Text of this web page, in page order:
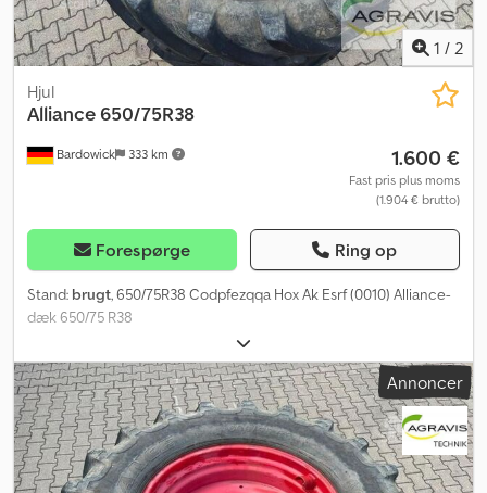
1 / 2
Bardowick 333 km
Hjul
Alliance 650/75R38
1.600 €
Fast pris plus moms
(1.904 € brutto)
Forespørge Ring op
Stand: brugt, 650/75R38 Codpfezqqa Hox Ak Esrf (0010) Alliance-
dæk 650/75 R38
Annoncer